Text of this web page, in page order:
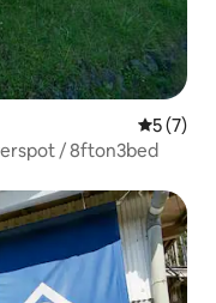
5 (7)
/ 8fton3bed